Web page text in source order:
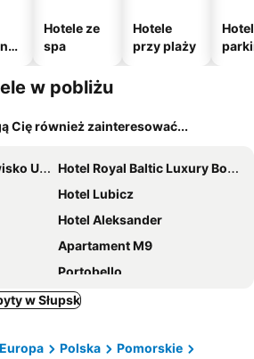
Hotele ze
spa
Hotele
przy plaży
w pobliżu
Cię również zainteresować...
Ustka
Hotel Royal Baltic Luxury Boutique
Hotel Lubicz
Hotel Aleksander
Apartament M9
Portobello
Ustka
Zajazd Dajana
Aparton
w Słupsk
Europa Polska
Pomorskie